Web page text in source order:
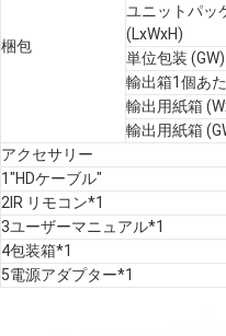
梱包
ユニットパッ
(LxWxH)
単位包装 (GW)
輸出箱1個あ
輸出用紙箱
輸出用紙箱
アクセサリー
1"HDケーブル"
2IR リモコン*1
3ユーザーマニュアル*1
4包装箱*1
5電源アダプター*1